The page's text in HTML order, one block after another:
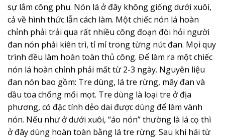
sự lắm công phu. Nón lá ở đây không giống dưới xuôi,
cả về hình thức lẫn cách làm. Một chiếc nón lá hoàn
chỉnh phải trải qua rất nhiều công đoạn đòi hỏi người
đan nón phải kiên trì, tỉ mỉ trong từng nút đan. Mọi quy
trình đều làm hoàn toàn thủ công. Để làm ra một chiếc
nón lá hoàn chỉnh phải mất từ 2-3 ngày. Nguyên liệu
đan nón bao gồm: Tre dùng, lá tre rừng, mây đan và
dầu toa chống mối mọt. Tre dùng là loại tre ở địa
phương, có đặc tính dẻo dai được dùng để làm vành
nón. Nếu như ở dưới xuôi, “áo nón” thường là lá cọ thì
ở đây dùng hoàn toàn bằng lá tre rừng. Sau khi hái từ